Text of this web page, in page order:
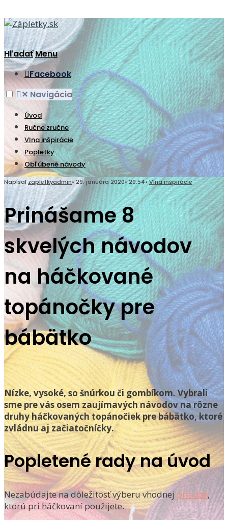
HľadaťMenu
Facebook
✕ Navigácia
Úvod
Ručne zručne
Vlna inšpirácie
Popletky
Obľúbené návody
Napísal zapletkyadmin• 29. januára 2020•20:54•Vlna inšpirácie
Prinášame 8
skvelých návodov
na háčkované
topánočky pre
bábätko
Nízke, vysoké, so šnúrkou či gombíkom. Vybrali
sme pre vás osem zaujímavých návodov na rôzne
druhy háčkovaných topánočiek pre bábätko, ktoré
zvládnu aj začiatočníčky.
Popletené rady na úvod
Nezabúdajte na dôležitosť výberu vhodnej priadze,
ktorú pri háčkovaní použijete.